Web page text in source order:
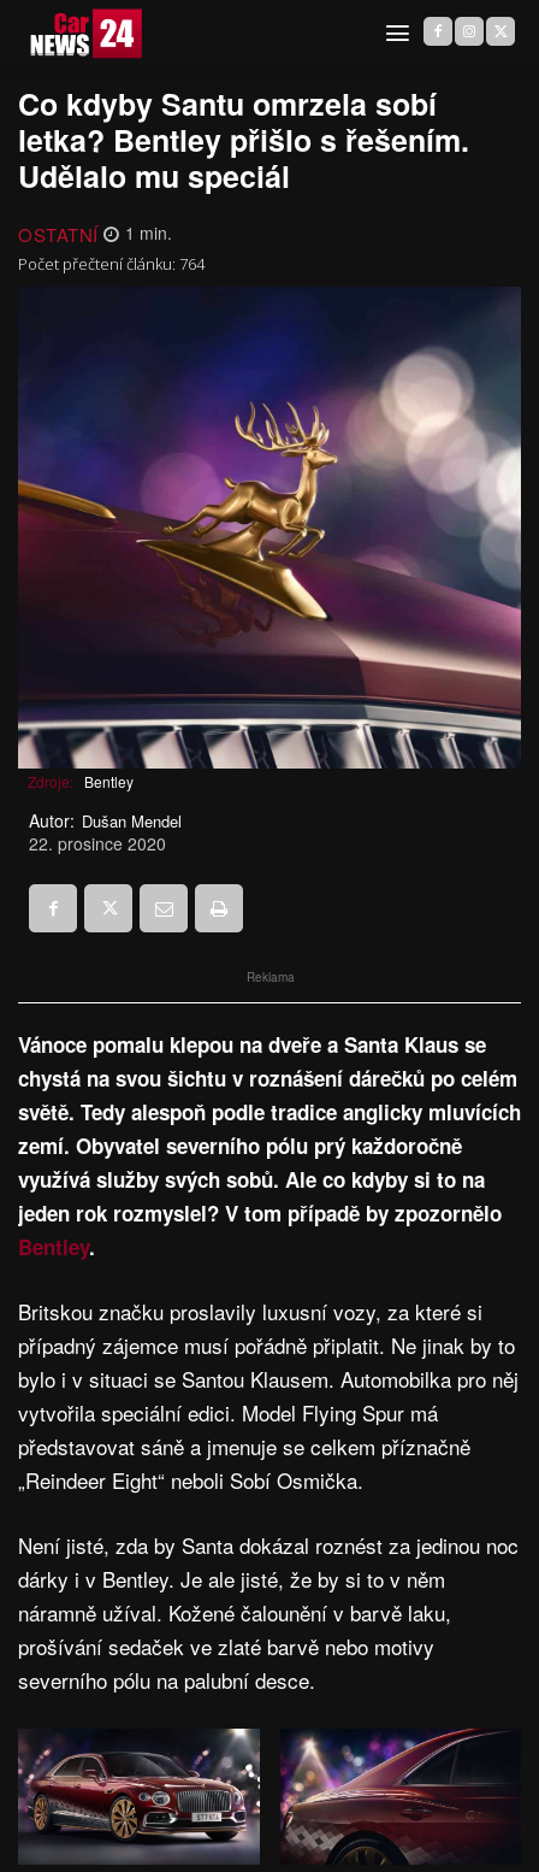
Co kdyby Santu omrzela sobí
letka? Bentley přišlo s řešením.
Udělalo mu speciál
OSTATNÍ 1 min.
Počet přečtení článku: 764
Zdroje: Bentley
Autor: Dušan Mendel
22. prosince 2020
Reklama
Vánoce pomalu klepou na dveře a Santa Klaus se
chystá na svou šichtu v roznášení dárečků po celém
světě. Tedy alespoň podle tradice anglicky mluvících
zemí. Obyvatel severního pólu prý každoročně
využívá služby svých sobů. Ale co kdyby si to na
jeden rok rozmyslel? V tom případě by zpozornělo
Bentley.
Britskou značku proslavily luxusní vozy, za které si
případný zájemce musí pořádně připlatit. Ne jinak by to
bylo i v situaci se Santou Klausem. Automobilka pro něj
vytvořila speciální edici. Model Flying Spur má
představovat sáně a jmenuje se celkem příznačně
„Reindeer Eight“ neboli Sobí Osmička.
Není jisté, zda by Santa dokázal roznést za jedinou noc
dárky i v Bentley. Je ale jisté, že by si to v něm
náramně užíval. Kožené čalounění v barvě laku,
prošívání sedaček ve zlaté barvě nebo motivy
severního pólu na palubní desce.